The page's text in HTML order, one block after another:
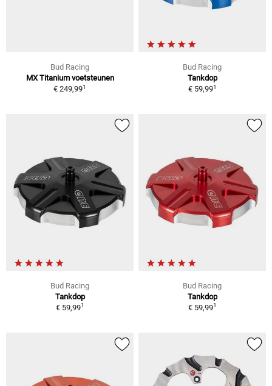
Bud Racing
MX Titanium voetsteunen
€ 249,991
Bud Racing
Tankdop
€ 59,991
Bud Racing
Tankdop
€ 59,991
Bud Racing
Tankdop
€ 59,991